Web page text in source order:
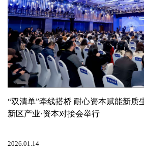
“双清单”牵线搭桥 耐心资本赋能新
新区产业·资本对接会举行
2026.01.14